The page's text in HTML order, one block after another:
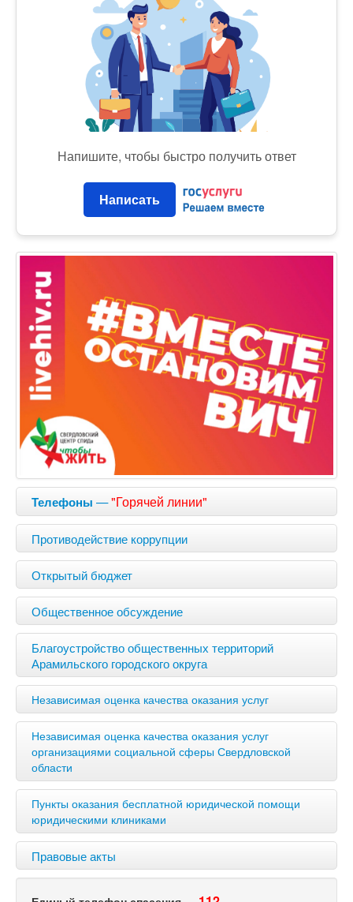
Напишите, чтобы быстро получить ответ
Написать
Телефоны —"Горячей линии"
Противодействие коррупции
Открытый бюджет
Общественное обсуждение
Благоустройство общественных территорий
Арамильского городского округа
Независимая оценка качества оказания услуг
Независимая оценка качества оказания услуг
организациями социальной сферы Свердловской
области
Пункты оказания бесплатной юридической помощи
юридическими клиниками
Правовые акты